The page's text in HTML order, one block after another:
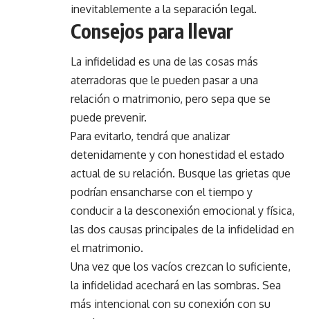
inevitablemente a la separación legal.
Consejos para llevar
La infidelidad es una de las cosas más
aterradoras que le pueden pasar a una
relación o matrimonio, pero sepa que se
puede prevenir.
Para evitarlo, tendrá que analizar
detenidamente y con honestidad el estado
actual de su relación. Busque las grietas que
podrían ensancharse con el tiempo y
conducir a la desconexión emocional y física,
las dos causas principales de la infidelidad en
el matrimonio.
Una vez que los vacíos crezcan lo suficiente,
la infidelidad acechará en las sombras. Sea
más intencional con su conexión con su